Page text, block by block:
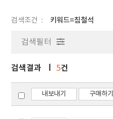
검색조건 키워드=침철석
검색필터
검색결과 5건
내보내기 구매하기